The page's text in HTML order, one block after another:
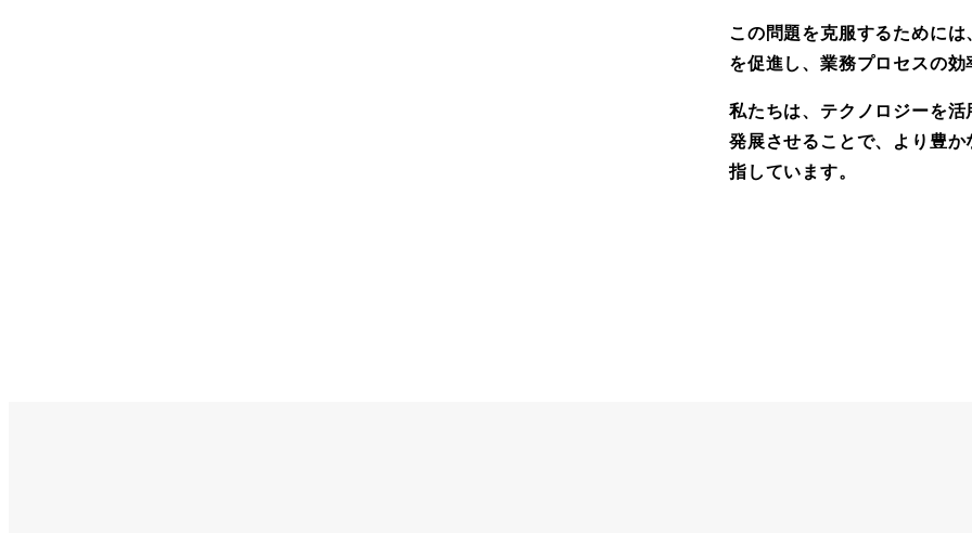
この問題を克服するために
を促進し、業務プロセスの
私たちは、テクノロジーを
発展させることで、より豊
指しています。